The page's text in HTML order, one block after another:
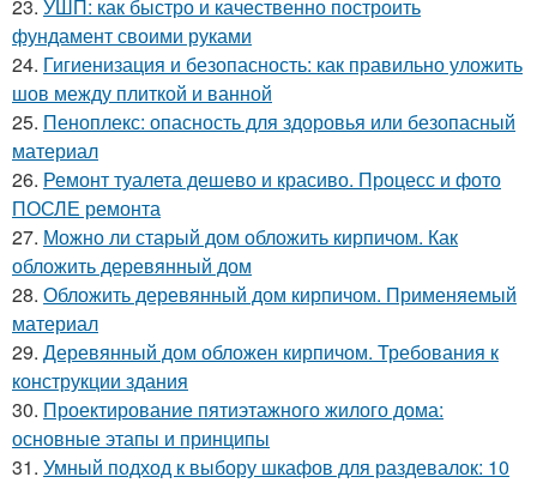
23. УШП: как быстро и качественно построить
фундамент своими руками
24. Гигиенизация и безопасность: как правильно уложить
шов между плиткой и ванной
25. Пеноплекс: опасность для здоровья или безопасный
материал
26. Ремонт туалета дешево и красиво. Процесс и фото
ПОСЛЕ ремонта
27. Можно ли старый дом обложить кирпичом. Как
обложить деревянный дом
28. Обложить деревянный дом кирпичом. Применяемый
материал
29. Деревянный дом обложен кирпичом. Требования к
конструкции здания
30. Проектирование пятиэтажного жилого дома:
основные этапы и принципы
31. Умный подход к выбору шкафов для раздевалок: 10